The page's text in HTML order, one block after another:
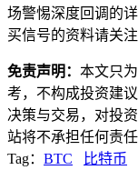
场警惕深度回调的
买信号的资料请关
免责声明： 本文只
考，不构成投资建
决策与交易，对投
站将不承担任何责任
Tag： BTC 比特币